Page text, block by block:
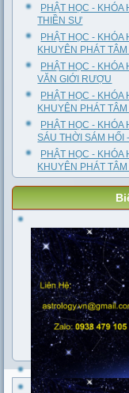
PHẬT HỌC - KHÓA
THIỀN SƯ
PHẬT HỌC - KHÓA
KHUYÊN PHÁT
PHẬT HỌC - KHÓA
VĂN GIỚI RƯỢU
PHẬT HỌC - KHÓA
KHUYÊN PHÁT
PHẬT HỌC - KHÓA
SÁU THỜI SÁM
PHẬT HỌC - KHÓA
KHUYÊN PHÁT